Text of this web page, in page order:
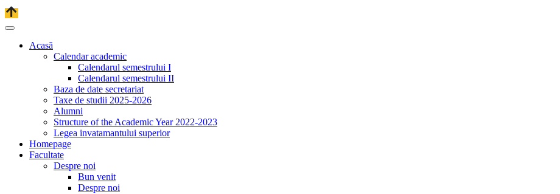
Acasă
Calendar academic
Calendarul semestrului I
Calendarul semestrului II
Baza de date secretariat
Taxe de studii 2025-2026
Alumni
Structure of the Academic Year 2022-2023
Legea invatamantului superior
Homepage
Facultate
Despre noi
Bun venit
Despre noi